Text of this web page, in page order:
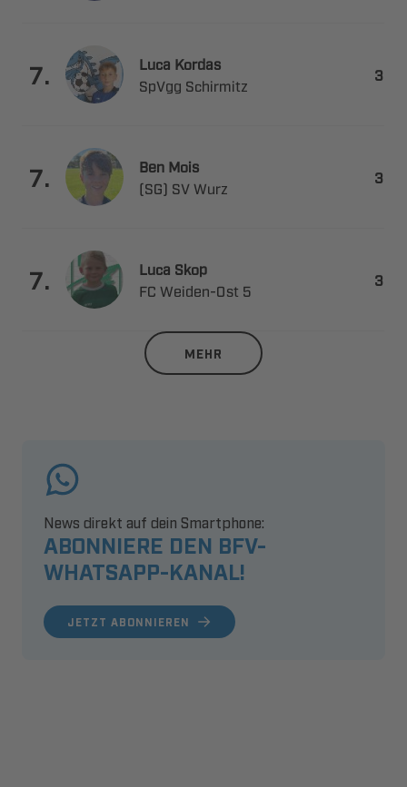
.
 
 

.
 
  

.
 
 ​ 

MEHR
ABONNIERE DEN BFV-
WHATSAPP-KANAL!
News direkt auf dein Smartphone:
JETZT ABONNIEREN